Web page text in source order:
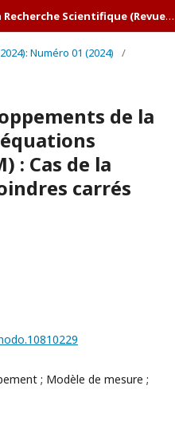
Revue Internationale de la Recherche Scientifique (Revue-IRS)
Numéro 01 (2024)
/
de la
: Cas de la
carrés
; Modèle de mesure ;